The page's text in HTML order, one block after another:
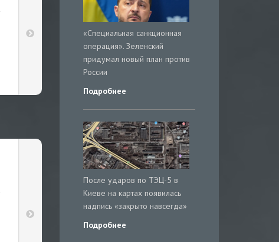
«Специальная санкционная
операция». Зеленский
придумал новый план против
России
Подробнее
После ударов по ТЭЦ-5 в
Киеве на картах появилась
надпись «закрыто навсегда»
Подробнее